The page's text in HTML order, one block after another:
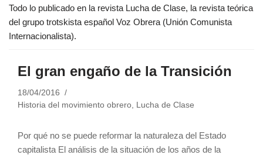
Todo lo publicado en la revista Lucha de Clase, la revista teórica
del grupo trotskista español Voz Obrera (Unión Comunista
Internacionalista).
El gran engaño de la Transición
18/04/2016
Historia del movimiento obrero, Lucha de Clase
Por qué no se puede reformar la naturaleza del Estado
capitalista El análisis de la situación de los años de la